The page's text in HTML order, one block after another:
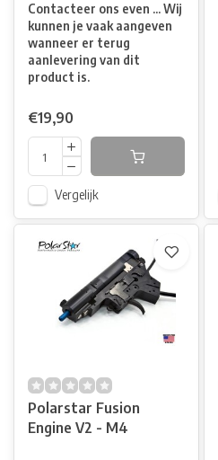
Contacteer ons even ... Wij
kunnen je vaak aangeven
wanneer er terug
aanlevering van dit
product is.
€19,90
Vergelijk
Polarstar Fusion
Engine V2 - M4